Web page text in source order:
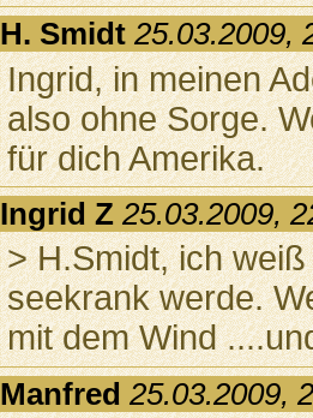
H. Smidt 25.03.2009,
Ingrid, in meinen
also ohne Sorge.
für dich Amerika.
Ingrid Z 25.03.2009,
> H.Smidt, ich
seekrank werde.
mit dem Wind
Manfred 25.03.2009,